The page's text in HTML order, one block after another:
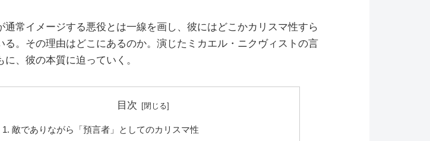
通常イメージする悪役とは一線を画し、彼にはどこかカリスマ性すら
る。その理由はどこにあるのか。演じたミカエル・ニクヴィストの言
に、彼の本質に迫っていく。
目次
敵でありながら「預言者」としてのカリスマ性